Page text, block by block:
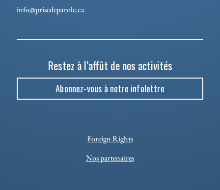
info@prisedeparole.ca
Restez à l’affût de nos activités
Abonnez-vous à notre infolettre
Foreign Rights
Nos partenaires